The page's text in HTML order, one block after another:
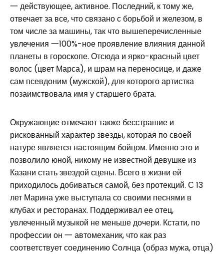
一 действующее, активное. Последний, к тому же,
отвечает за все, что связано с борьбой и железом, в
том числе за машины, так что вышеперечисленные
увлечения 一100%-ное проявление влияния данной
планеты в гороскопе. Отсюда и ярко-красный цвет
волос (цвет Марса), и шрам на переносице, и даже
сам псевдоним (мужской), для которого артистка
позаимствовала имя у старшего брата.
Окружающие отмечают также бесстрашие и
рискованный характер звезды, которая по своей
натуре является настоящим бойцом. Именно это и
позволило юной, никому не известной девушке из
Казани стать звездой сцены. Всего в жизни ей
приходилось добиваться самой, без протекций. С 13
лет Марина уже выступала со своими песнями в
клубах и ресторанах. Поддерживал ее отец,
увлеченный музыкой не меньше дочери. Кстати, по
профессии он 一 автомеханик, что как раз
соответствует соединению Солнца (образ мужа, отца)